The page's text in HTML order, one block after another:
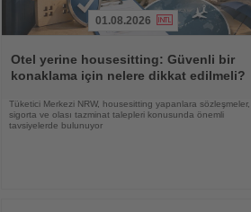
Oku
01.08.2026
Otel yerine housesitting: Güvenli bir
konaklama için nelere dikkat edilmeli?
Tüketici Merkezi NRW, housesitting yapanlara sözleşmeler,
sigorta ve olası tazminat talepleri konusunda önemli
tavsiyelerde bulunuyor